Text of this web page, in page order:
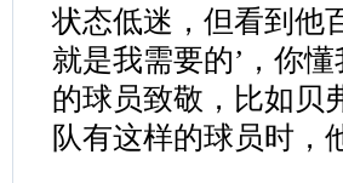
状态低迷，但看到他
就是我需要的’，你
的球员致敬，比如贝
队有这样的球员时，